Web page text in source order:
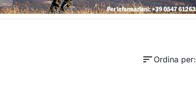
sort Ordina per: